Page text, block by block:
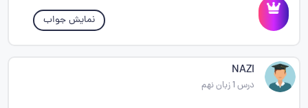
نمایش جواب
NAZI
درس 1 زبان نهم